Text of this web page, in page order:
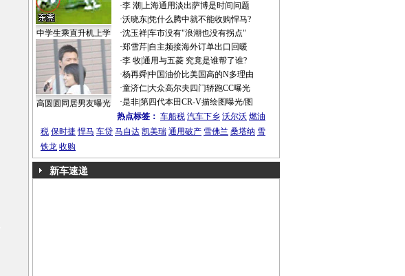
中学生乘直升机上学
高圆圆同居男友曝光
·李 潮 上海通用淡出萨博是时间问题
·沃晓东|凭什么腾中就不能收购悍马?
·沈玉祥|车市没有"浪潮也没有拐点"
·郑雪芹| 自主频接海外订单出口回暖
·李 牧|通用与五菱 究竟是谁帮了谁?
·杨再舜|中国油价比美国高的N多理由
·童济仁|大众高尔夫四门轿跑CC曝光
·是非|第四代本田CR-V描绘图曝光/图
热点标签： 车船税 汽车下乡 沃尔沃 燃油
税 保时捷 悍马 车贷 马自达 凯美瑞 通用破产 雪佛兰 桑塔纳 雪
铁龙 收购
新车速递